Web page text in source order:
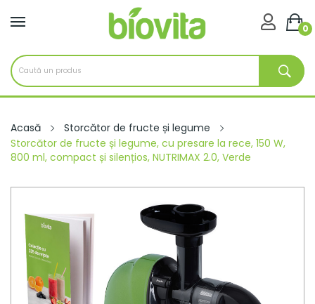
0

Acasă
Storcător de fructe și legume
Storcător de fructe și legume, cu presare la rece, 150 W,
800 ml, compact și silențios, NUTRIMAX 2.0, Verde